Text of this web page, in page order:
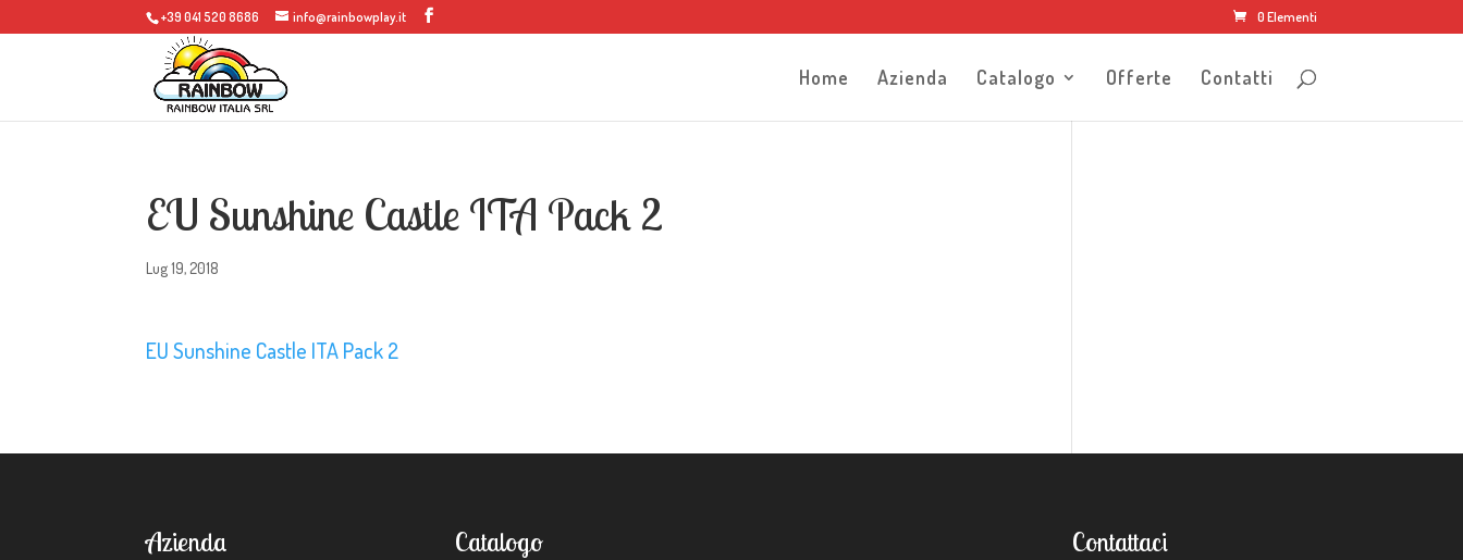
+39 041 520 8686 info@rainbowplay.it 0 Elementi
Home Azienda Catalogo Offerte Contatti
EU Sunshine Castle ITA Pack 2
Lug 19, 2018
EU Sunshine Castle ITA Pack 2
Azienda Catalogo Contattaci